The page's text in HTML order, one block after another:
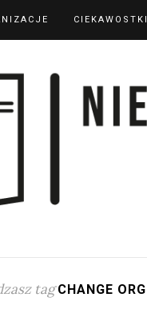
CIEKAWOSTKI
tag CHANGE ORG